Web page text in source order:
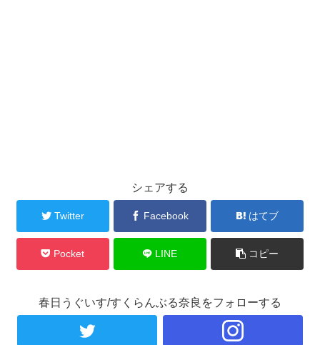
シェアする
Twitter Facebook はてブ
Pocket LINE コピー
春日うぐいす/すくらんぶる奈良をフォローする